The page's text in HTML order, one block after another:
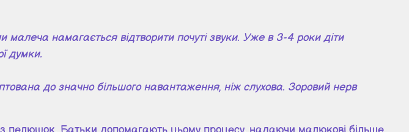
малеча намагається відтворити почуті звуки. Уже в 3-4 роки діти
думки.
до значно більшого навантаження, ніж слухова. Зоровий нерв